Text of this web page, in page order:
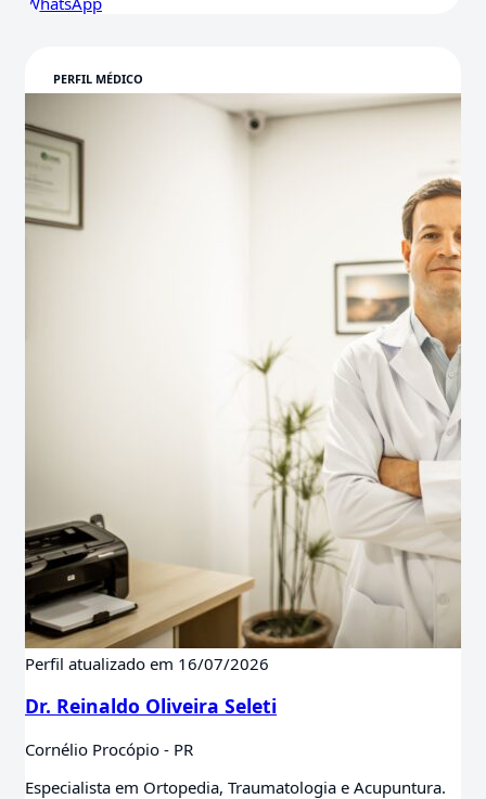
Perfil atualizado em 16/07/2026
Dr. Reinaldo Oliveira Seleti
Cornélio Procópio - PR
Especialista em Ortopedia, Traumatologia e Acupuntura.